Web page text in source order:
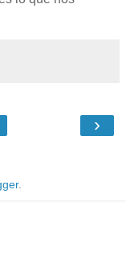
›
.